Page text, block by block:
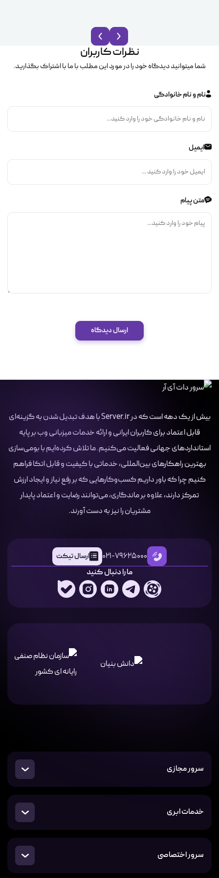
نظرات کاربران
شما میتوانید دیدگاه خود را در مورد این مطلب با ما با اشتراک بگذارید.
نام و نام خانوادگی
ایمیل
متن پیام
ارسال دیدگاه
بیش از یک دهه است که در Server.ir با هدف تبدیل شدن به گزینه‌ای
قابل اعتماد برای کاربران ایرانی و ارائه خدمات میزبانی وب بر پایه
استانداردهای جهانی فعالیت می‌کنیم. ما تلاش کرده‌ایم با بومی‌سازی
بهترین راهکارهای بین‌المللی، خدماتی با کیفیت و قابل اتکا فراهم
کنیم چرا که باور داریم کسب‌وکارهایی که بر رفع نیاز و ایجاد ارزش
تمرکز دارند، علاوه بر ماندگاری، می‌توانند رضایت و اعتماد پایدار
مشتریان را نیز به دست آورند.
021-79625000 ارسال تیکت
ما را دنبال کنید
سرور مجازی
خدمات ابری
سرور اختصاصی